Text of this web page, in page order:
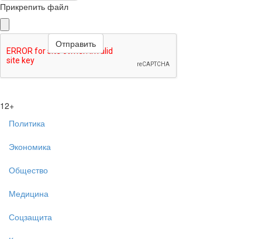
Прикрепить файл
12+
Политика
Экономика
Общество
Медицина
Соцзащита